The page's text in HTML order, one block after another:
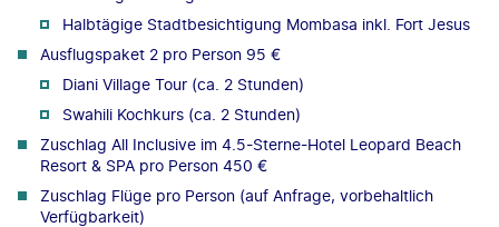
Halbtägige Stadtbesichtigung Mombasa inkl. Fort Jesus
Ausflugspaket 2 pro Person 95 €
Diani Village Tour (ca. 2 Stunden)
Swahili Kochkurs (ca. 2 Stunden)
Zuschlag All Inclusive im 4.5-Sterne-Hotel Leopard Beach
Resort & SPA pro Person 450 €
Zuschlag Flüge pro Person (auf Anfrage, vorbehaltlich
Verfügbarkeit)